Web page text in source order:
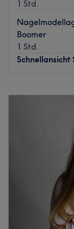
Was uns an
Atmosphäre:
Expertise: Nail
Extras: Zentrale
1 Std.
Boomer
1 Std.
Schnellansicht
Schöne und
Nails HD
dich mit
weiteren